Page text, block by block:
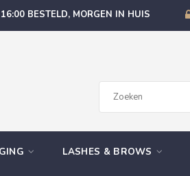
BESTELD, MORGEN IN HUIS
LASHES & BROWS